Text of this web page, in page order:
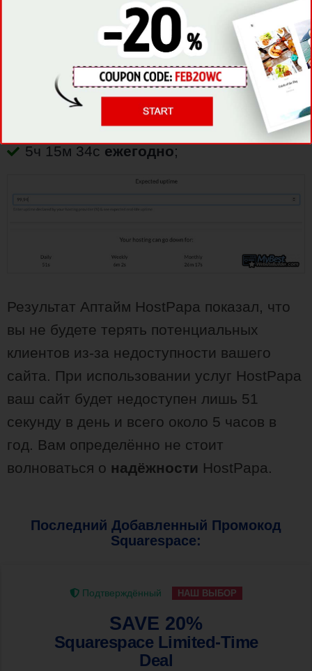
6м 2с
еженедельно;
ежемесячно
5ч 15м 34с ежегодно;
Результат Аптайм HostPapa показал, что
вы не будете терять потенциальных
клиентов из-за недоступности вашего
сайта. При использовании услуг HostPapa
ваш сайт будет недоступен лишь 51
секунду в день и всего около 5 часов в
год. Вам определённо не стоит
волноваться о надёжности HostPapa.
Последний Добавленный Промокод
Squarespace:
Подтверждённый НАШ ВЫБОР
SAVE 20%
Squarespace Limited-Time
Deal